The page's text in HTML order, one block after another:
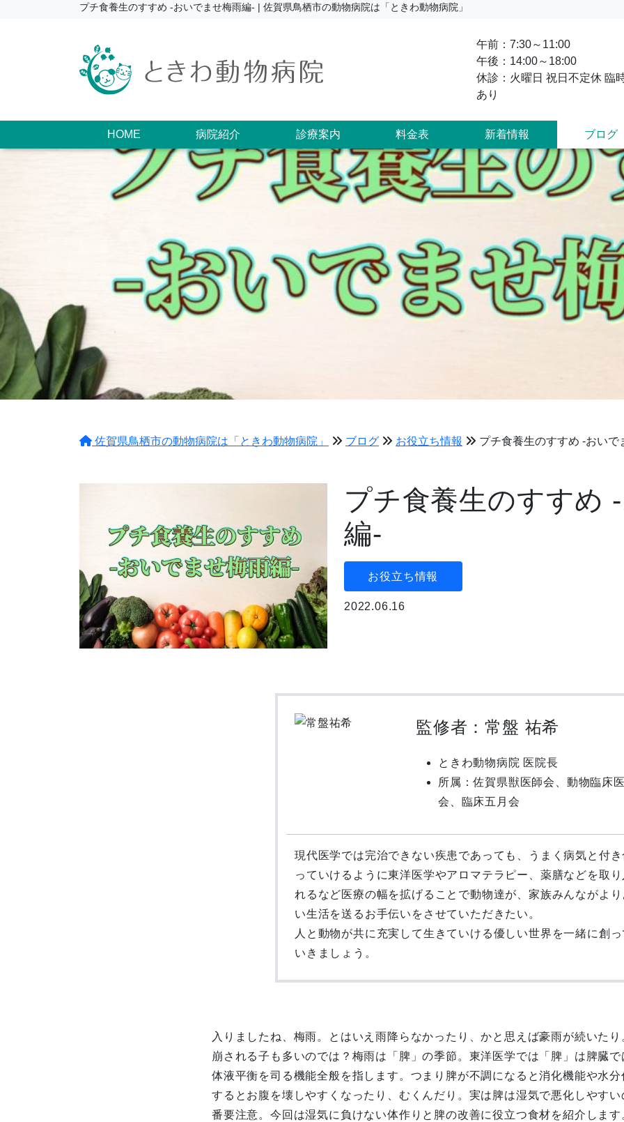
プチ食養生のすすめ -おいでませ梅雨編- | 佐賀県鳥栖市の動物病院は「ときわ動物病院」
午前：7:30～11:00
午後：14:00～18:00
休診：火曜日 祝日不定休 臨
あり
HOME 病院紹介 診療案内 料金表 新着情報 ブログ
佐賀県鳥栖市の動物病院は「ときわ動物病院」 ブログ お役立ち情報 プチ食養生のすすめ -おいで
プチ食養生のすすめ
編-
お役立ち情報
2022.06.16
監修者：常盤 祐希
ときわ動物病院 医院長
所属：佐賀県獣医師会、動物臨床
会、臨床五月会
現代医学では完治できない疾患であっても、うまく病気と付き
っていけるように東洋医学やアロマテラピー、薬膳などを取り
れるなど医療の幅を拡げることで動物達が、家族みんながより
い生活を送るお手伝いをさせていただきたい。
人と動物が共に充実して生きていける優しい世界を一緒に創っ
いきましょう。
入りましたね、梅雨。とはいえ雨降らなかったり、かと思えば豪雨が続いた
崩される子も多いのでは？梅雨は「脾」の季節。東洋医学では「脾」は脾臓
体液平衡を司る機能全般を指します。つまり脾が不調になると消化機能や水分
するとお腹を壊しやすくなったり、むくんだり。実は脾は湿気で悪化しやす
番要注意。今回は湿気に負けない体作りと脾の改善に役立つ食材を紹介します